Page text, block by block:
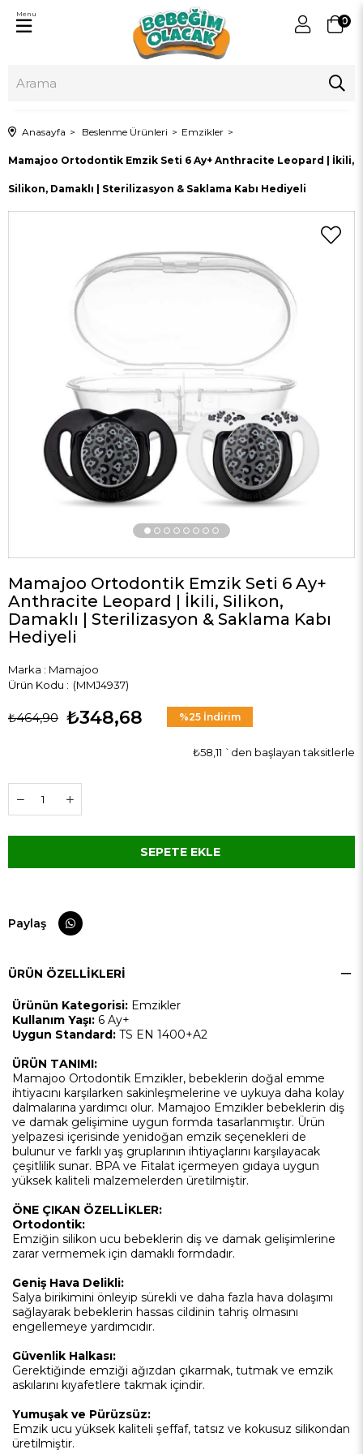
0
Menu
Anasayfa Beslenme Ürünleri Emzikler
Mamajoo Ortodontik Emzik Seti 6 Ay+ Anthracite Leopard | İkili,
Silikon, Damaklı | Sterilizasyon & Saklama Kabı Hediyeli
Mamajoo Ortodontik Emzik Seti 6 Ay+
Anthracite Leopard | İkili, Silikon,
Damaklı | Sterilizasyon & Saklama Kabı
Hediyeli
Marka : Mamajoo
(MMJ4937)
₺464,90 ₺348,68 %25 İndirim
₺58,11 `den başlayan taksitlerle
Paylaş
ÜRÜN ÖZELLIKLERI
Ürünün Kategorisi: Emzikler
Kullanım Yaşı: 6 Ay+
Uygun Standard: TS EN 1400+A2
ÜRÜN TANIMI:
Mamajoo Ortodontik Emzikler, bebeklerin doğal emme
ihtiyacını karşılarken sakinleşmelerine ve uykuya daha kolay
dalmalarına yardımcı olur. Mamajoo Emzikler bebeklerin diş
ve damak gelişimine uygun formda tasarlanmıştır. Ürün
yelpazesi içerisinde yenidoğan emzik seçenekleri de
bulunur ve farklı yaş gruplarının ihtiyaçlarını karşılayacak
çeşitlilik sunar. BPA ve Fitalat içermeyen gıdaya uygun
yüksek kaliteli malzemelerden üretilmiştir.
ÖNE ÇIKAN ÖZELLİKLER:
Ortodontik:
Emziğin silikon ucu bebeklerin diş ve damak gelişimlerine
zarar vermemek için damaklı formdadır.
Geniş Hava Delikli:
Salya birikimini önleyip sürekli ve daha fazla hava dolaşımı
sağlayarak bebeklerin hassas cildinin tahriş olmasını
engellemeye yardımcıdır.
Güvenlik Halkası:
Gerektiğinde emziği ağızdan çıkarmak, tutmak ve emzik
askılarını kıyafetlere takmak içindir.
Yumuşak ve Pürüzsüz:
Emzik ucu yüksek kaliteli şeffaf, tatsız ve kokusuz silikondan
üretilmiştir.